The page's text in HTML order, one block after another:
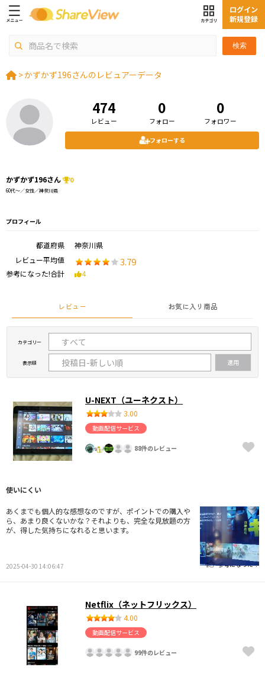
検索
ログイン
新規登録
>かずかず196さんのレビュアーデータ
474
レビュー
0
フォロー
0
フォロワー
フォローする
かずかず196さん 0
60代～／女性／神奈川県
プロフィール
都道府県
神奈川県
レビュー平均値
3.79
参考になった!合計 4
レビュー お気に入り商品
カテゴリー
表示順
U-NEXT（ユーネクスト）
3.00
動画配信サービス
88件のレビュー
使いにくい
あくまでも個人的な感想なのですが、ポイントでの購入や
ら、あまり良くないかな？それよりも、完全な見放題の方
が、得した気持ちになれると思います。
2025-04-30 14:06:47 参考になった！
Netflix（ネットフリックス）
4.00
動画配信サービス
99件のレビュー